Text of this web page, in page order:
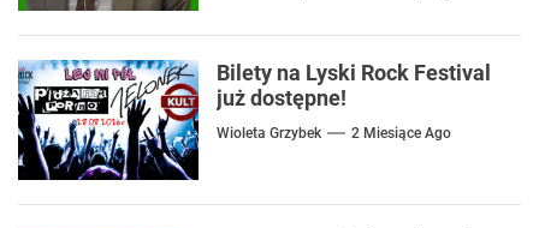
Bilety na Lyski Rock Festival
już dostępne!
Wioleta Grzybek 2 Miesiące Ago